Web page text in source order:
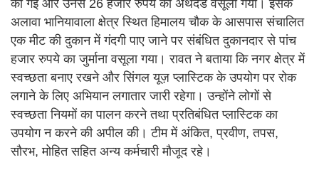
की गई और उनसे 26 हजार रुपये का अर्थदंड वसूला गया। इसके
अलावा भानियावाला क्षेत्र स्थित हिमालय चौक के आसपास संचालित
एक मीट की दुकान में गंदगी पाए जाने पर संबंधित दुकानदार से पांच
हजार रुपये का जुर्माना वसूला गया। रावत ने बताया कि नगर क्षेत्र में
स्वच्छता बनाए रखने और सिंगल यूज़ प्लास्टिक के उपयोग पर रोक
लगाने के लिए अभियान लगातार जारी रहेगा। उन्होंने लोगों से
स्वच्छता नियमों का पालन करने तथा प्रतिबंधित प्लास्टिक का
उपयोग न करने की अपील की। टीम में अंकित, प्रवीण, तपस,
सौरभ, मोहित सहित अन्य कर्मचारी मौजूद रहे।